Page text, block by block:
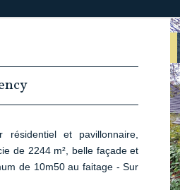
résidentiel et pavillonnaire,
de 2244 m², belle façade et
de 10m50 au faitage - Sur